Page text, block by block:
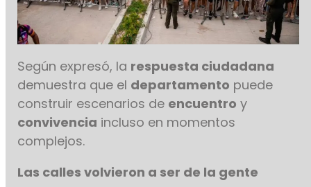
Según expresó, la respuesta ciudadana
demuestra que el departamento puede
construir escenarios de encuentro y
convivencia incluso en momentos
complejos.
Las calles volvieron a ser de la gente